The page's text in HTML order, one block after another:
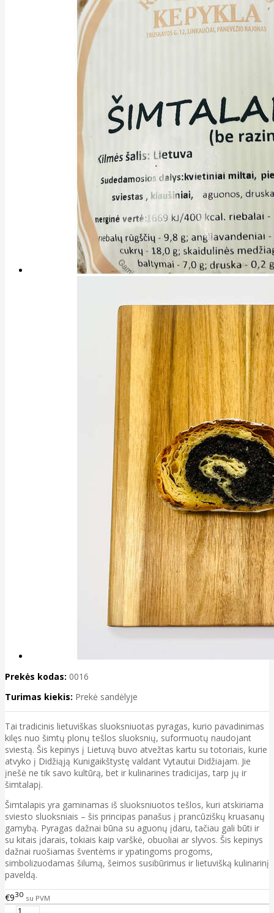
Prekės kodas: 0016
Turimas kiekis: Prekė sandėlyje
Tai tradicinis lietuviškas sluoksniuotas pyragas, kurio pavadinimas
kilęs nuo šimtų plonų tešlos sluoksnių, suformuotų naudojant
sviestą. Šis kepinys į Lietuvą buvo atvežtas kartu su totoriais, kurie
atvyko į Didžiąją Kunigaikštystę valdant Vytautui Didžiajam. Jie
įnešė ne tik savo kultūrą, bet ir kulinarines tradicijas, tarp jų ir
šimtalapį.
Šimtalapis yra gaminamas iš sluoksniuotos tešlos, kuri atskiriama
sviesto sluoksniais – šis principas panašus į prancūziškų kruasanų
gamybą. Pyragas dažnai būna su aguonų įdaru, tačiau gali būti ir
su kitais įdarais, tokiais kaip varškė, obuoliai ar slyvos. Šis kepinys
dažnai ruošiamas šventėms ir ypatingoms progoms,
simbolizuodamas šilumą, šeimos susibūrimus ir lietuvišką kulinarinį
paveldą.
€930 su PVM